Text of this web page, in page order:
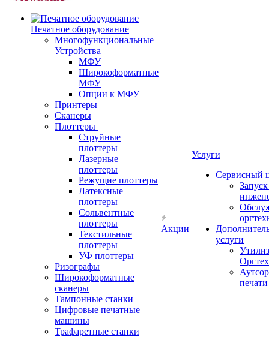
Печатное оборудование
Многофункциональные
Устройства
МФУ
Широкоформатные
МФУ
Опции к МФУ
Принтеры
Сканеры
Плоттеры
Струйные
плоттеры
Лазерные
плоттеры
Режущие плоттеры
Латексные
плоттеры
Сольвентные
плоттеры
Текстильные
плоттеры
УФ плоттеры
Ризографы
Широкоформатные
сканеры
Тампонные станки
Цифровые печатные
машины
Трафаретные станки
Акции
Услуги
Сервисный
услуги
печати